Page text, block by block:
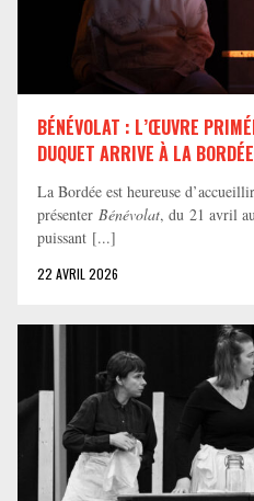
BÉNÉVOLAT : L’ŒUVRE
DUQUET ARRIVE À LA
La Bordée est heureuse d’accueillir
présenter Bénévolat, du 21 avril
puissant [...]
22 AVRIL 2026